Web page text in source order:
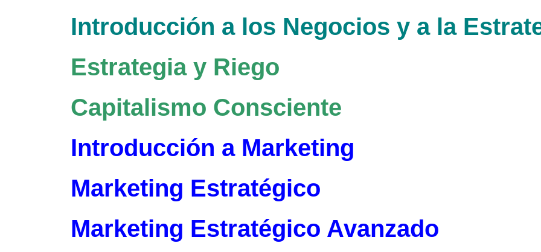
Introducción a los Negocios y a la
Estrategia y Riego
Capitalismo Consciente
Introducción a Marketing
Marketing Estratégico
Marketing Estratégico Avanzado